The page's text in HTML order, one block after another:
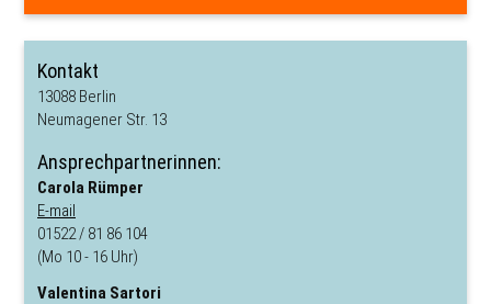
Kontakt
13088 Berlin
Neumagener Str. 13
Ansprechpartnerinnen:
Carola Rümper
E-mail
01522 / 81 86 104
(Mo 10 - 16 Uhr)
Valentina Sartori